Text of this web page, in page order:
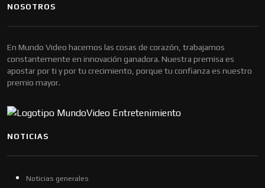
NOSOTROS
En Mundo Video hacemos las cosas de corazón, trabajamos
constantemente en innovación ganadora. Nuestra premisa es
apostar por ti y por tu crecimiento, porque tu confianza es nuestro
premio mayor.
NOTICIAS
Noticias generales